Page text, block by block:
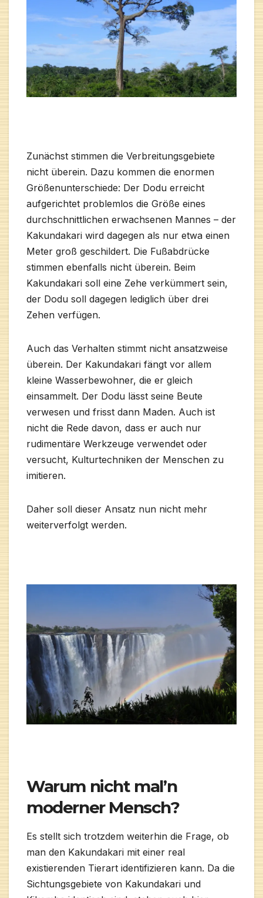
Zunächst stimmen die Verbreitungsgebiete
nicht überein. Dazu kommen die enormen
Größenunterschiede: Der Dodu erreicht
aufgerichtet problemlos die Größe eines
durchschnittlichen erwachsenen Mannes – der
Kakundakari wird dagegen als nur etwa einen
Meter groß geschildert. Die Fußabdrücke
stimmen ebenfalls nicht überein. Beim
Kakundakari soll eine Zehe verkümmert sein,
der Dodu soll dagegen lediglich über drei
Zehen verfügen.
Auch das Verhalten stimmt nicht ansatzweise
überein. Der Kakundakari fängt vor allem
kleine Wasserbewohner, die er gleich
einsammelt. Der Dodu lässt seine Beute
verwesen und frisst dann Maden. Auch ist
nicht die Rede davon, dass er auch nur
rudimentäre Werkzeuge verwendet oder
versucht, Kulturtechniken der Menschen zu
imitieren.
Daher soll dieser Ansatz nun nicht mehr
weiterverfolgt werden.
Warum nicht mal’n
moderner Mensch?
Es stellt sich trotzdem weiterhin die Frage, ob
man den Kakundakari mit einer real
existierenden Tierart identifizieren kann. Da die
Sichtungsgebiete von Kakundakari und